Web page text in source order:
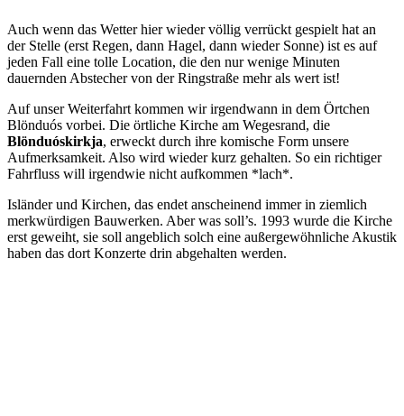
Auch wenn das Wetter hier wieder völlig verrückt gespielt hat an
der Stelle (erst Regen, dann Hagel, dann wieder Sonne) ist es auf
jeden Fall eine tolle Location, die den nur wenige Minuten
dauernden Abstecher von der Ringstraße mehr als wert ist!
Auf unser Weiterfahrt kommen wir irgendwann in dem Örtchen
Blönduós vorbei. Die örtliche Kirche am Wegesrand, die
Blönduóskirkja, erweckt durch ihre komische Form unsere
Aufmerksamkeit. Also wird wieder kurz gehalten. So ein richtiger
Fahrfluss will irgendwie nicht aufkommen *lach*.
Isländer und Kirchen, das endet anscheinend immer in ziemlich
merkwürdigen Bauwerken. Aber was soll’s. 1993 wurde die Kirche
erst geweiht, sie soll angeblich solch eine außergewöhnliche Akustik
haben das dort Konzerte drin abgehalten werden.